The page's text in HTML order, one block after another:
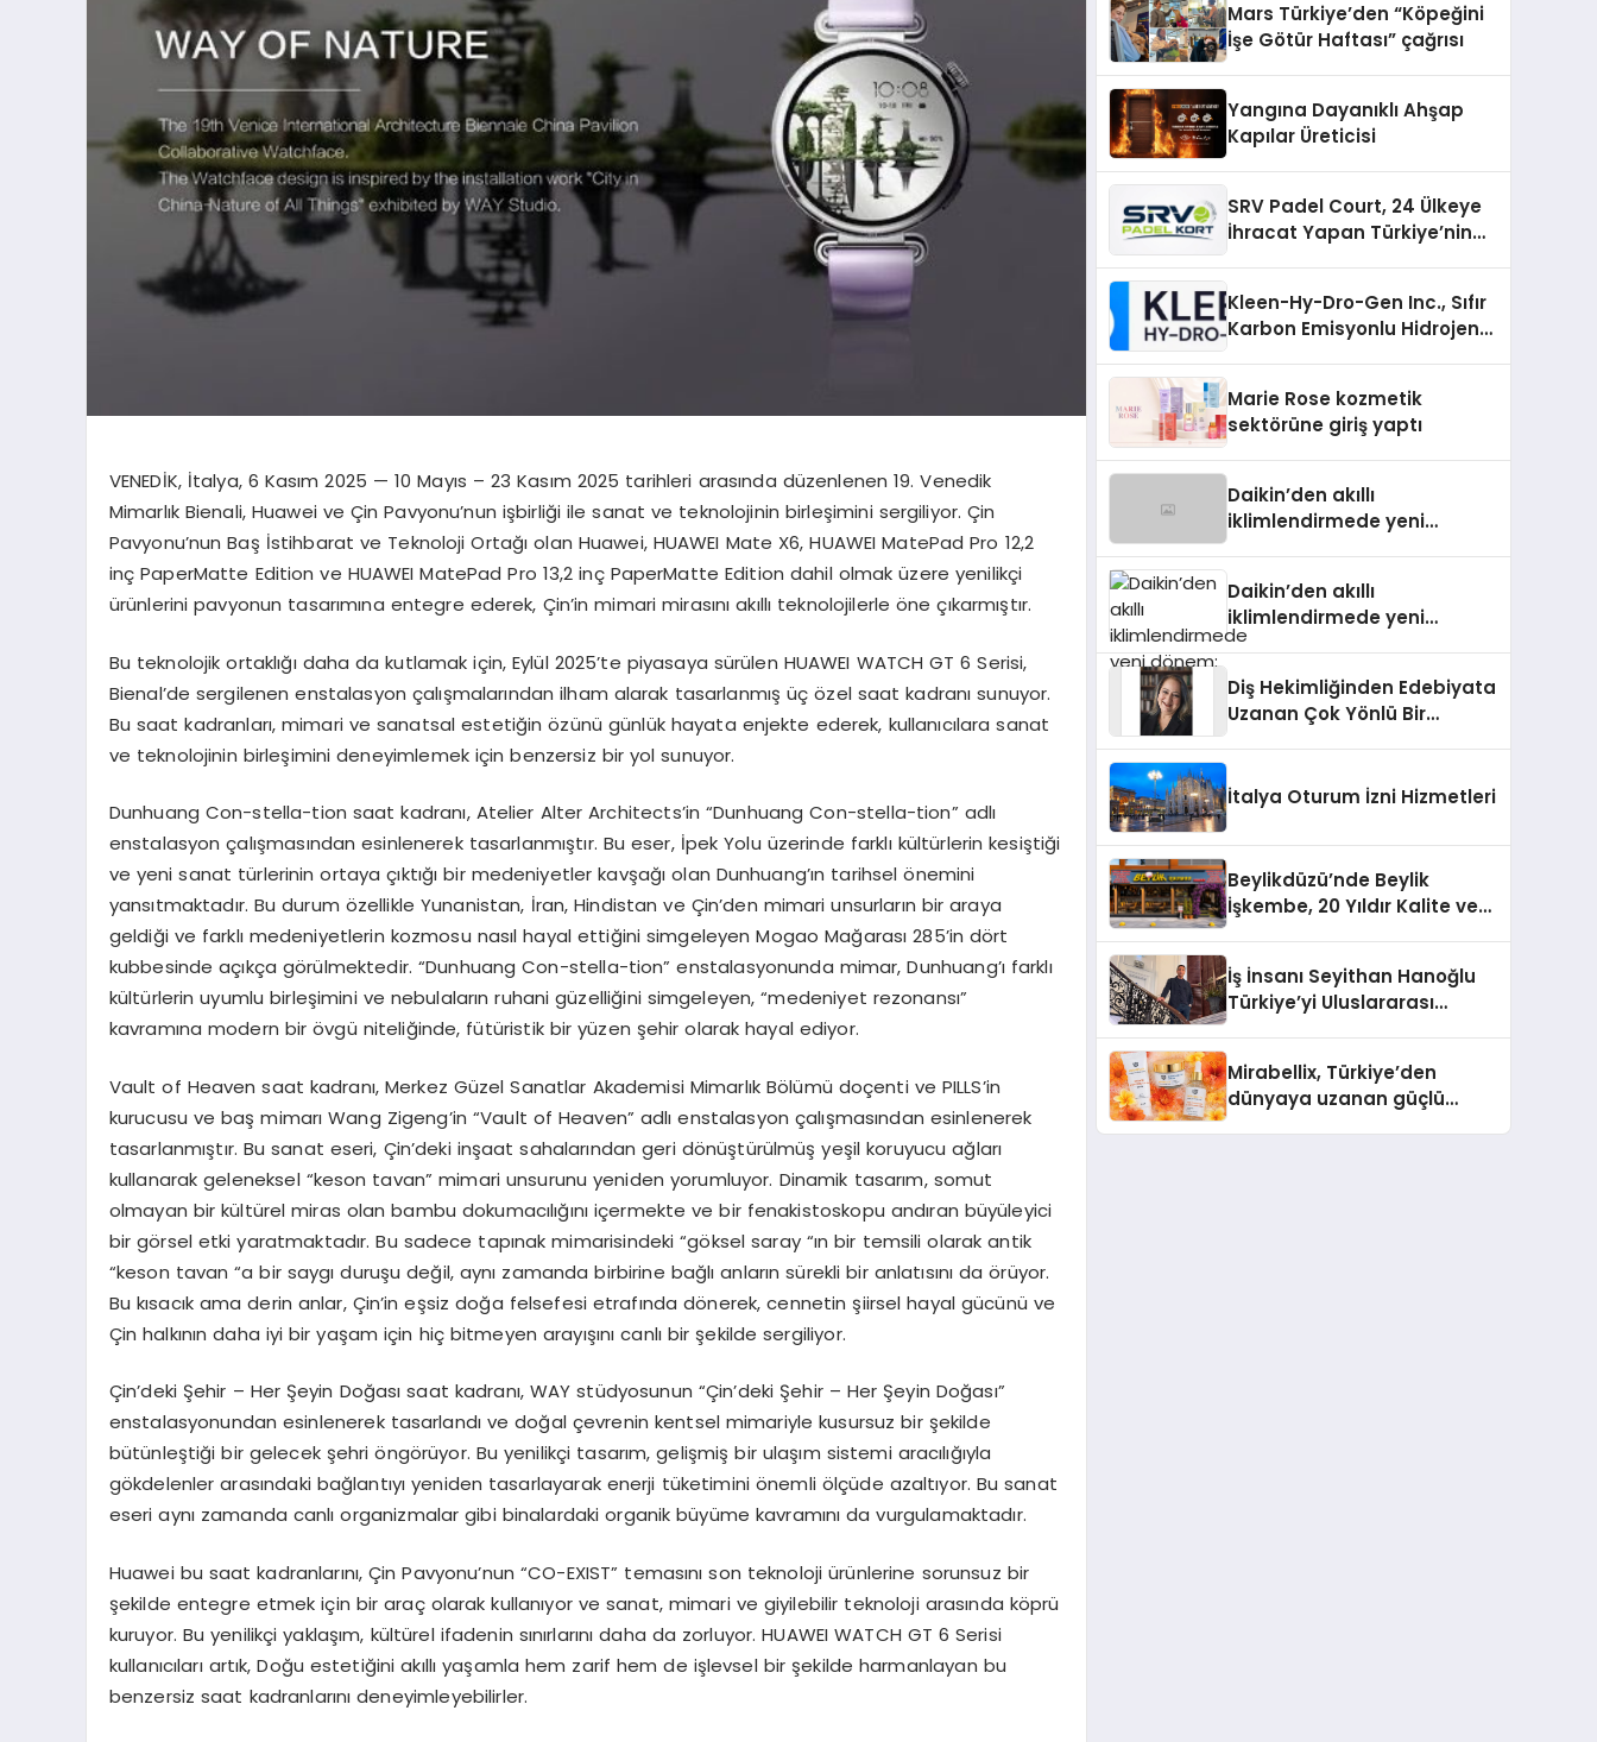
VENEDİK, İtalya, 6 Kasım 2025 — 10 Mayıs – 23 Kasım 2025 tarihleri arasında düzenlenen 19. Venedik
Mimarlık Bienali, Huawei ve Çin Pavyonu’nun işbirliği ile sanat ve teknolojinin birleşimini sergiliyor. Çin
Pavyonu’nun Baş İstihbarat ve Teknoloji Ortağı olan Huawei, HUAWEI Mate X6, HUAWEI MatePad Pro 12,2
inç PaperMatte Edition ve HUAWEI MatePad Pro 13,2 inç PaperMatte Edition dahil olmak üzere yenilikçi
ürünlerini pavyonun tasarımına entegre ederek, Çin’in mimari mirasını akıllı teknolojilerle öne çıkarmıştır.
Bu teknolojik ortaklığı daha da kutlamak için, Eylül 2025’te piyasaya sürülen HUAWEI WATCH GT 6 Serisi,
Bienal’de sergilenen enstalasyon çalışmalarından ilham alarak tasarlanmış üç özel saat kadranı sunuyor.
Bu saat kadranları, mimari ve sanatsal estetiğin özünü günlük hayata enjekte ederek, kullanıcılara sanat
ve teknolojinin birleşimini deneyimlemek için benzersiz bir yol sunuyor.
Dunhuang Con-stella-tion saat kadranı, Atelier Alter Architects’in “Dunhuang Con-stella-tion” adlı
enstalasyon çalışmasından esinlenerek tasarlanmıştır. Bu eser, İpek Yolu üzerinde farklı kültürlerin kesiştiği
ve yeni sanat türlerinin ortaya çıktığı bir medeniyetler kavşağı olan Dunhuang’ın tarihsel önemini
yansıtmaktadır. Bu durum özellikle Yunanistan, İran, Hindistan ve Çin’den mimari unsurların bir araya
geldiği ve farklı medeniyetlerin kozmosu nasıl hayal ettiğini simgeleyen Mogao Mağarası 285’in dört
kubbesinde açıkça görülmektedir. “Dunhuang Con-stella-tion” enstalasyonunda mimar, Dunhuang’ı farklı
kültürlerin uyumlu birleşimini ve nebulaların ruhani güzelliğini simgeleyen, “medeniyet rezonansı”
kavramına modern bir övgü niteliğinde, fütüristik bir yüzen şehir olarak hayal ediyor.
Vault of Heaven saat kadranı, Merkez Güzel Sanatlar Akademisi Mimarlık Bölümü doçenti ve PILLS’in
kurucusu ve baş mimarı Wang Zigeng’in “Vault of Heaven” adlı enstalasyon çalışmasından esinlenerek
tasarlanmıştır. Bu sanat eseri, Çin’deki inşaat sahalarından geri dönüştürülmüş yeşil koruyucu ağları
kullanarak geleneksel “keson tavan” mimari unsurunu yeniden yorumluyor. Dinamik tasarım, somut
olmayan bir kültürel miras olan bambu dokumacılığını içermekte ve bir fenakistoskopu andıran büyüleyici
bir görsel etki yaratmaktadır. Bu sadece tapınak mimarisindeki “göksel saray “ın bir temsili olarak antik
“keson tavan “a bir saygı duruşu değil, aynı zamanda birbirine bağlı anların sürekli bir anlatısını da örüyor.
Bu kısacık ama derin anlar, Çin’in eşsiz doğa felsefesi etrafında dönerek, cennetin şiirsel hayal gücünü ve
Çin halkının daha iyi bir yaşam için hiç bitmeyen arayışını canlı bir şekilde sergiliyor.
Çin’deki Şehir – Her Şeyin Doğası saat kadranı, WAY stüdyosunun “Çin’deki Şehir – Her Şeyin Doğası”
enstalasyonundan esinlenerek tasarlandı ve doğal çevrenin kentsel mimariyle kusursuz bir şekilde
bütünleştiği bir gelecek şehri öngörüyor. Bu yenilikçi tasarım, gelişmiş bir ulaşım sistemi aracılığıyla
gökdelenler arasındaki bağlantıyı yeniden tasarlayarak enerji tüketimini önemli ölçüde azaltıyor. Bu sanat
eseri aynı zamanda canlı organizmalar gibi binalardaki organik büyüme kavramını da vurgulamaktadır.
Huawei bu saat kadranlarını, Çin Pavyonu’nun “CO-EXIST” temasını son teknoloji ürünlerine sorunsuz bir
şekilde entegre etmek için bir araç olarak kullanıyor ve sanat, mimari ve giyilebilir teknoloji arasında köprü
kuruyor. Bu yenilikçi yaklaşım, kültürel ifadenin sınırlarını daha da zorluyor. HUAWEI WATCH GT 6 Serisi
kullanıcıları artık, Doğu estetiğini akıllı yaşamla hem zarif hem de işlevsel bir şekilde harmanlayan bu
benzersiz saat kadranlarını deneyimleyebilirler.
Mars Türkiye’den “Köpeğini
İşe Götür Haftası” çağrısı
Yangına Dayanıklı Ahşap
Kapılar Üreticisi
SRV Padel Court, 24 Ülkeye
İhracat Yapan Türkiye’nin
Kleen-Hy-Dro-Gen Inc., Sıfır
Karbon Emisyonlu Hidrojen
Aldı
Marie Rose kozmetik
sektörüne giriş yaptı
Daikin’den akıllı
iklimlendirmede yeni
Daikin’den akıllı
iklimlendirmede yeni
dönem: Madoka Plus
Diş Hekimliğinden Edebiyata
Uzanan Çok Yönlü Bir
İtalya Oturum İzni Hizmetleri
Beylikdüzü’nde Beylik
İşkembe, 20 Yıldır Kalite ve
İş İnsanı Seyithan Hanoğlu
Türkiye’yi Uluslararası
Mirabellix, Türkiye’den
dünyaya uzanan güçlü